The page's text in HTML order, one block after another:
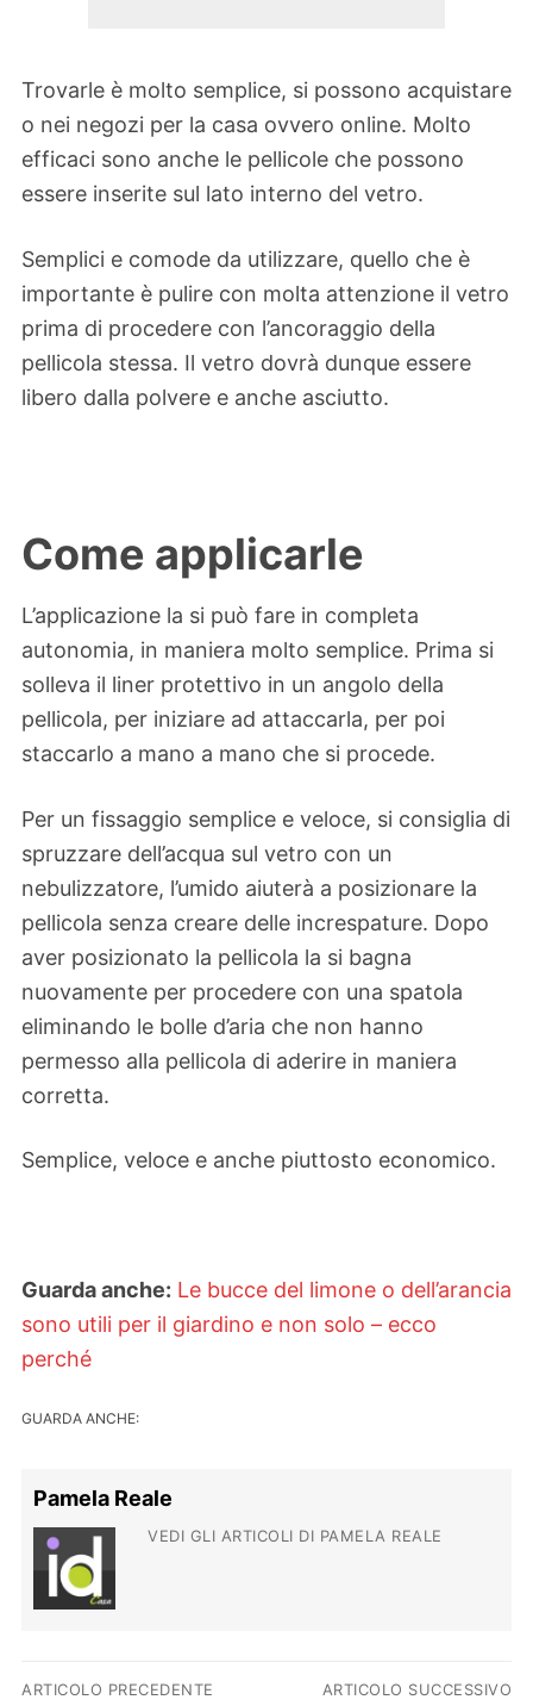
Trovarle è molto semplice, si possono acquistare
o nei negozi per la casa ovvero online. Molto
efficaci sono anche le pellicole che possono
essere inserite sul lato interno del vetro.
Semplici e comode da utilizzare, quello che è
importante è pulire con molta attenzione il vetro
prima di procedere con l’ancoraggio della
pellicola stessa. Il vetro dovrà dunque essere
libero dalla polvere e anche asciutto.
Come applicarle
L’applicazione la si può fare in completa
autonomia, in maniera molto semplice. Prima si
solleva il liner protettivo in un angolo della
pellicola, per iniziare ad attaccarla, per poi
staccarlo a mano a mano che si procede.
Per un fissaggio semplice e veloce, si consiglia di
spruzzare dell’acqua sul vetro con un
nebulizzatore, l’umido aiuterà a posizionare la
pellicola senza creare delle increspature. Dopo
aver posizionato la pellicola la si bagna
nuovamente per procedere con una spatola
eliminando le bolle d’aria che non hanno
permesso alla pellicola di aderire in maniera
corretta.
Semplice, veloce e anche piuttosto economico.
Guarda anche: Le bucce del limone o dell’arancia
sono utili per il giardino e non solo – ecco
perché
GUARDA ANCHE:
Pamela Reale
VEDI GLI ARTICOLI DI PAMELA REALE
Navigazione articoli
ARTICOLO PRECEDENTE ARTICOLO SUCCESSIVO